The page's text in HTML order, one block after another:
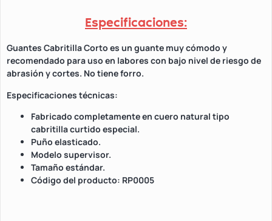
Especificaciones:
Guantes Cabritilla Corto es un guante muy cómodo y
recomendado para uso en labores con bajo nivel de riesgo de
abrasión y cortes. No tiene forro.
Especificaciones técnicas:
Fabricado completamente en cuero natural tipo
cabritilla curtido especial.
Puño elasticado.
Modelo supervisor.
Tamaño estándar.
Código del producto: RP0005